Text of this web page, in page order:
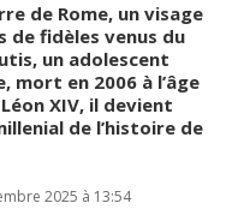
de Rome, un visage
de fidèles venus du
un adolescent
mort en 2006 à l’âge
XIV, il devient
de l’histoire de
2025 à 13:54